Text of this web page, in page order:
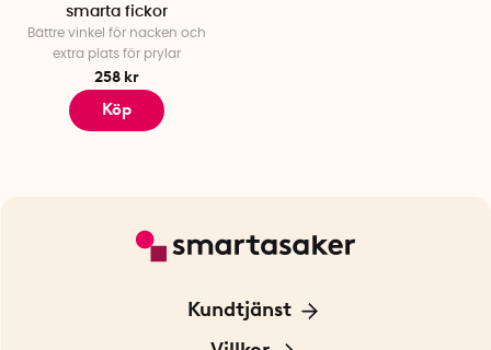
smarta fickor
Bättre vinkel för nacken och
extra plats för prylar
258 kr
Köp
Kundtjänst
Kontakta oss